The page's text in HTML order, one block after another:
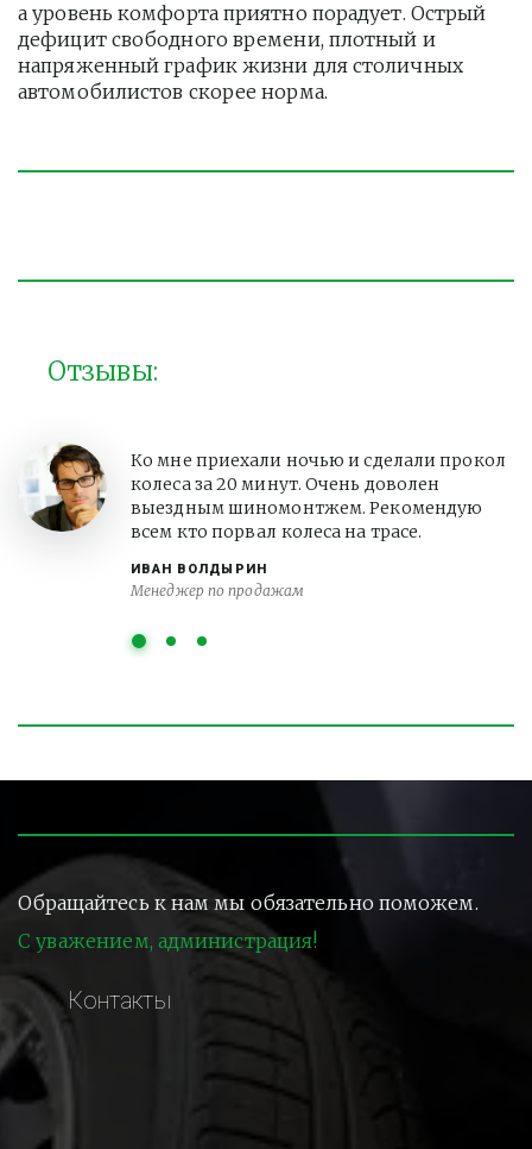
а уровень комфорта приятно порадует. Острый
дефицит свободного времени, плотный и
напряженный график жизни для столичных
автомобилистов скорее норма.
Отзывы:
ИВАН ВОЛДЫРИН
Менеджер по продажам
Ко мне приехали ночью и сделали прокол
колеса за 20 минут. Очень доволен
выездным шиномонтжем. Рекомендую
всем кто порвал колеса на трасе.
Обращайтесь к нам мы обязательно поможем.
С уважением, администрация!
Контакты